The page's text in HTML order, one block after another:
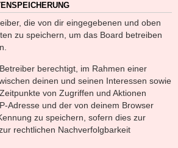
die von dir eingegebenen und oben
zu speichern, um das Board betreiben
berechtigt, im Rahmen einer
deinen und seinen Interessen sowie
von Zugriffen und Aktionen
Adresse und der von deinem Browser
zu speichern, sofern dies zur
rechtlichen Nachverfolgbarkeit